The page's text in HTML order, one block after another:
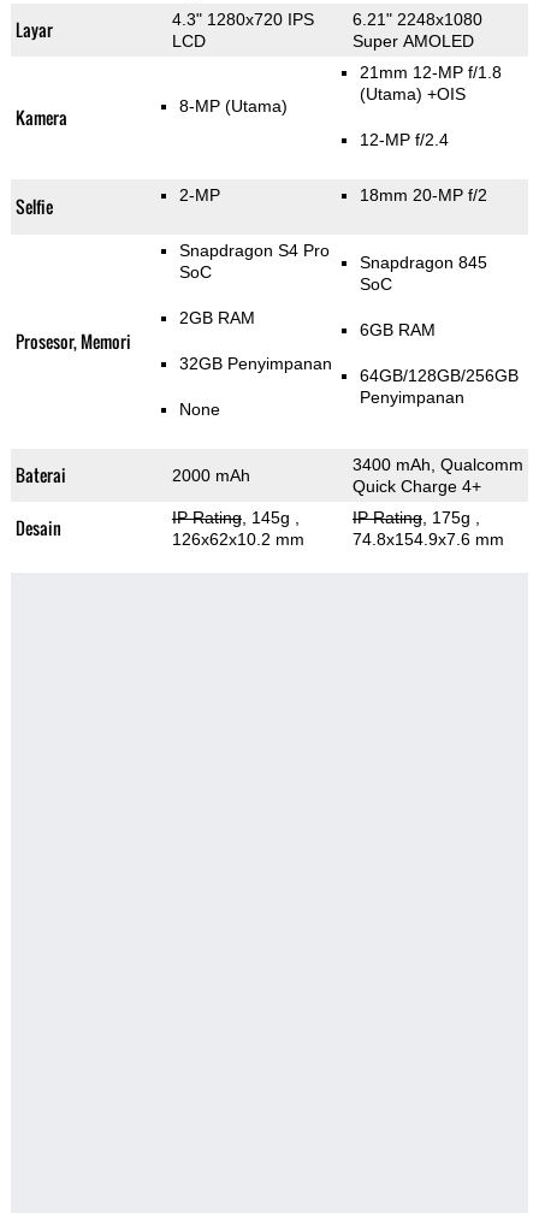
Layar
4.3" 1280x720 IPS
LCD
6.21" 2248x1080
Super AMOLED
Kamera 8-MP (Utama)
21mm 12-MP f/1.8
(Utama) +OIS
12-MP f/2.4
Selfie 2-MP 18mm 20-MP f/2
Prosesor, Memori
Snapdragon S4 Pro
SoC
2GB RAM
32GB Penyimpanan
None
Snapdragon 845
SoC
6GB RAM
64GB/128GB/256GB
Penyimpanan
Baterai 2000 mAh
3400 mAh, Qualcomm
Quick Charge 4+
Desain IP Rating, 145g
126x62x10.2 mm
IP Rating, 175g
74.8x154.9x7.6 mm